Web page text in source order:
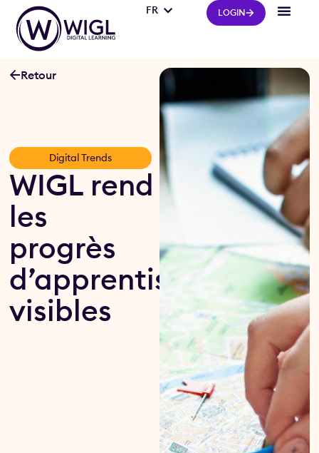
LOGIN
FR
IT
Retour
Digital Trends
WIGL rend
les
progrès
d’apprentissage
visibles